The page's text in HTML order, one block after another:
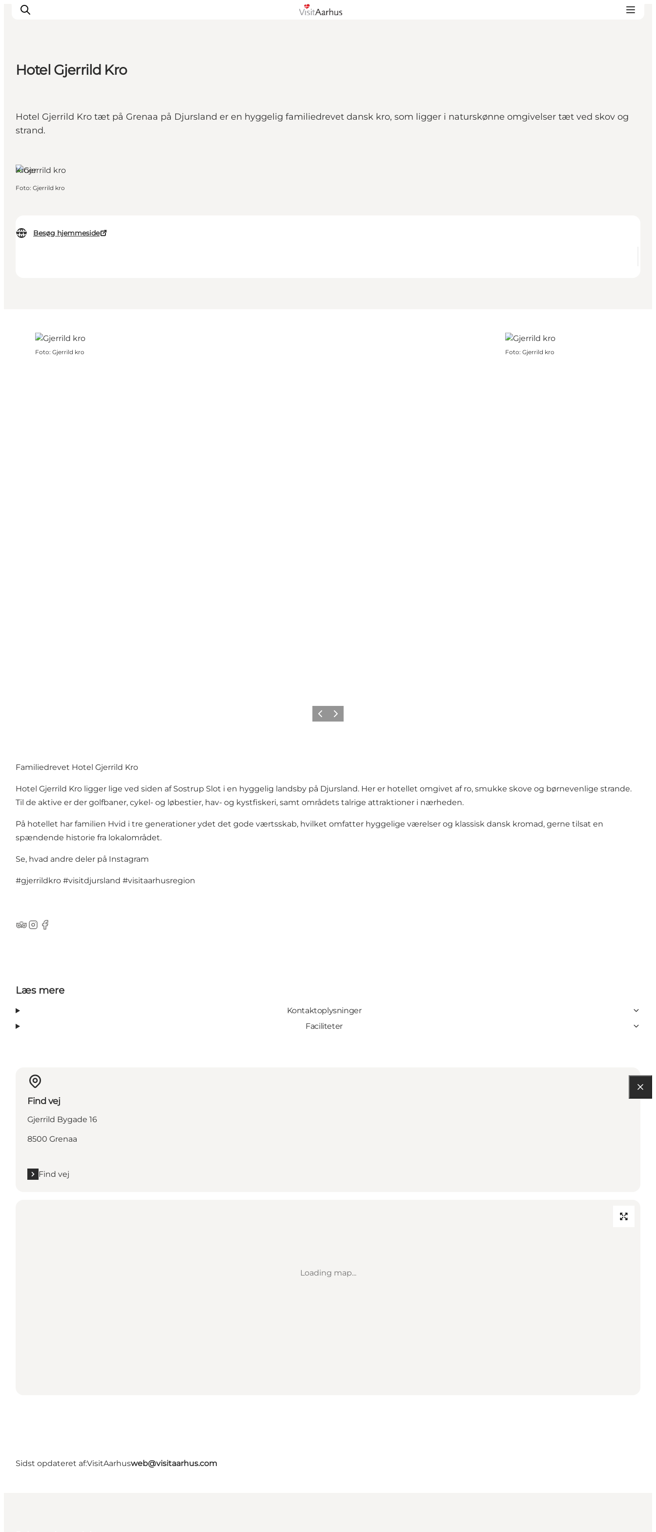
Byer og steder
Planlæg ferien
Hotel Gjerrild Kro
Hotel Gjerrild Kro tæt på Grenaa på Djursland er en hyggelig familiedrevet dansk kro, som ligger i naturskønne omgivelser tæt ved skov og
strand.
Besøg hjemmeside
Kroer
Foto: Gjerrild kro
Foto: Gjerrild kro Foto: Gjerrild kro
ForrigeNæste
Familiedrevet Hotel Gjerrild Kro
Hotel Gjerrild Kro ligger lige ved siden af Sostrup Slot i en hyggelig landsby på Djursland. Her er hotellet omgivet af ro, smukke skove og børnevenlige strande.
Til de aktive er der golfbaner, cykel- og løbestier, hav- og kystfiskeri, samt områdets talrige attraktioner i nærheden.
På hotellet har familien Hvid i tre generationer ydet det gode værtsskab, hvilket omfatter hyggelige værelser og klassisk dansk kromad, gerne tilsat en
spændende historie fra lokalområdet.
Se, hvad andre deler på Instagram
#gjerrildkro #visitdjursland #visitaarhusregion
TripAdvisor
Instagram
Facebook
Læs mere
Kontaktoplysninger
Faciliteter
Find vej
Gjerrild Bygade 16
8500 Grenaa
Find vej
Loading map...
Sidst opdateret af:VisitAarhusweb@visitaarhus.com